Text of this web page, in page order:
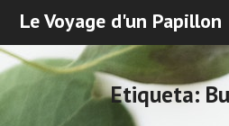
Le Voyage d'un Papillon
Etiqueta: